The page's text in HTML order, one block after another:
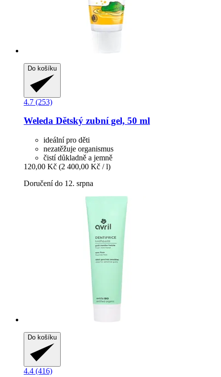
Do košíku
4.7 (253)
Weleda Dětský zubní gel, 50 ml
ideální pro děti
nezatěžuje organismus
čistí důkladně a jemně
120,00 Kč (2 400,00 Kč / l)
Doručení do 12. srpna
Do košíku
4.4 (416)